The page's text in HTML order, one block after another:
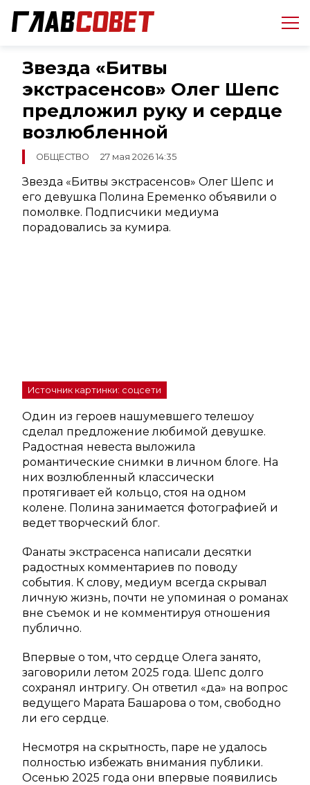
Звезда «Битвы
экстрасенсов» Олег Шепс
предложил руку и сердце
возлюбленной
ОБЩЕСТВО 27 мая 2026 14:35
Звезда «Битвы экстрасенсов» Олег Шепс и
его девушка Полина Еременко объявили о
помолвке. Подписчики медиума
порадовались за кумира.
Источник картинки: соцсети
Один из героев нашумевшего телешоу
сделал предложение любимой девушке.
Радостная невеста выложила
романтические снимки в личном блоге. На
них возлюбленный классически
протягивает ей кольцо, стоя на одном
колене. Полина занимается фотографией и
ведет творческий блог.
Фанаты экстрасенса написали десятки
радостных комментариев по поводу
события. К слову, медиум всегда скрывал
личную жизнь, почти не упоминая о романах
вне съемок и не комментируя отношения
публично.
Впервые о том, что сердце Олега занято,
заговорили летом 2025 года. Шепс долго
сохранял интригу. Он ответил «да» на вопрос
ведущего Марата Башарова о том, свободно
ли его сердце.
Несмотря на скрытность, паре не удалось
полностью избежать внимания публики.
Осенью 2025 года они впервые появились